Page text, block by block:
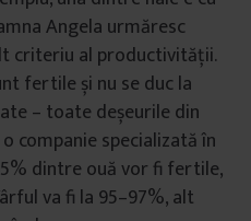
Angela urmăresc
criteriu al productivității.
fertile și nu se duc la
– toate deșeurile din
companie specializată în
dintre ouă vor fi fertile,
va fi la 95–97%, alt